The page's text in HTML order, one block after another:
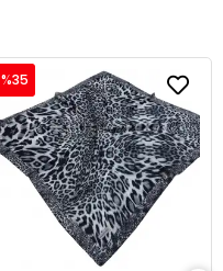
%35